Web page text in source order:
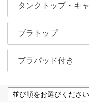
タンクトップ・キ
ブラトップ
ブラパッド付き